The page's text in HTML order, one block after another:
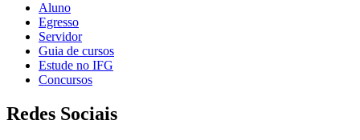
Aluno
Egresso
Servidor
Guia de cursos
Estude no IFG
Concursos
Redes Sociais